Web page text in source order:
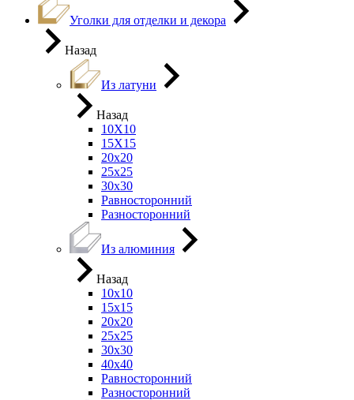
Уголки для отделки и декора
Назад
Из латуни
Назад
10Х10
15Х15
20х20
25х25
30х30
Равносторонний
Разносторонний
Из алюминия
Назад
10х10
15х15
20х20
25х25
30х30
40х40
Равносторонний
Разносторонний